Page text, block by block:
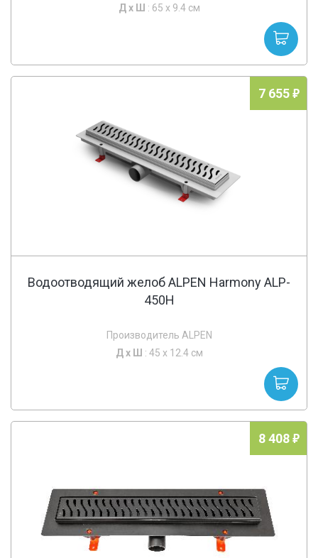
Д х Ш : 65 x 9.4 см
7 655
Водоотводящий желоб ALPEN Harmony ALP-
450H
Производитель ALPEN
Д х Ш : 45 x 12.4 см
8 408